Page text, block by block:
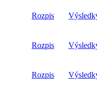
Rozpis
Rozpis
Rozpis